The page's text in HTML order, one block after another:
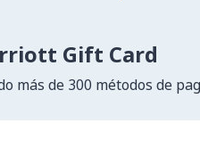
Gift Card
más de 300 métodos de